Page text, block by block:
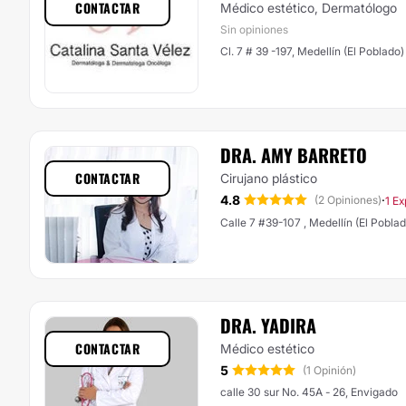
Médico estético, Dermatólogo
Sin opiniones
Cl. 7 # 39 -197, Medellín (El Poblado)
CONTACTAR
DRA. AMY BARRETO
Cirujano plástico
4.8
(2 Opiniones)·1
Calle 7 #39-107 , Medellín (El
CONTACTAR
DRA. YADIRA
Médico estético
5
(1 Opinión)
calle 30 sur No. 45A - 26, Envigado
CONTACTAR